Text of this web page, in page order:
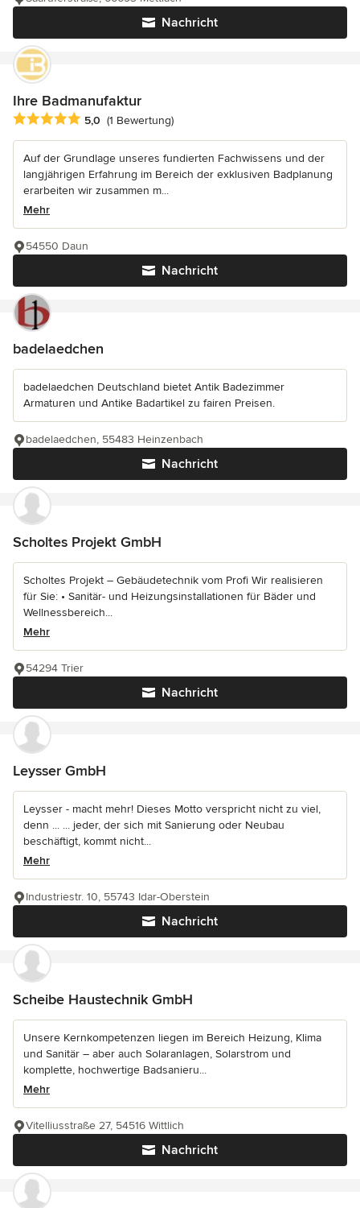
Nachricht
Ihre Badmanufaktur
Durchschnittliche Bewertung: 5 von 5 Sternen
5,0 (1 Bewertung)
Auf der Grundlage unseres fundierten Fachwissens und der
langjährigen Erfahrung im Bereich der exklusiven Badplanung
erarbeiten wir zusammen m...
Mehr
Nachricht
54550 Daun
badelaedchen
badelaedchen Deutschland bietet Antik Badezimmer
Armaturen und Antike Badartikel zu fairen Preisen.
Nachricht
badelaedchen, 55483 Heinzenbach
Scholtes Projekt GmbH
Scholtes Projekt – Gebäudetechnik vom Profi Wir realisieren
für Sie: • Sanitär- und Heizungsinstallationen für Bäder und
Wellnessbereich...
Mehr
Nachricht
54294 Trier
Leysser GmbH
Leysser - macht mehr! Dieses Motto verspricht nicht zu viel,
denn ... ... jeder, der sich mit Sanierung oder Neubau
beschäftigt, kommt nicht...
Mehr
Nachricht
Industriestr. 10, 55743 Idar-Oberstein
Scheibe Haustechnik GmbH
Unsere Kernkompetenzen liegen im Bereich Heizung, Klima
und Sanitär – aber auch Solaranlagen, Solarstrom und
komplette, hochwertige Badsanieru...
Mehr
Nachricht
Vitelliusstraße 27, 54516 Wittlich